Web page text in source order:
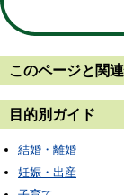
このページと 関
目的別ガイド
結婚・離婚
妊娠・出産